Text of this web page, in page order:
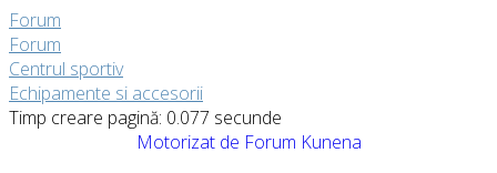
Forum
Forum
Centrul sportiv
Echipamente si accesorii
Timp creare pagină: 0.077 secunde
Motorizat de Forum Kunena